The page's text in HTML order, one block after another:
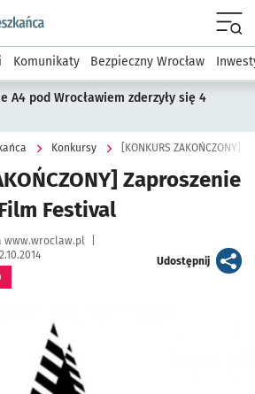
podserwis: Dla mieszkańca
Komunikaty Bezpieczny Wrocław
A4 pod Wrocławiem zderzyły się 4
Konkursy [KONKURS
Zaproszenie
Festival
www.wroclaw.pl
Udostępnijartykuł